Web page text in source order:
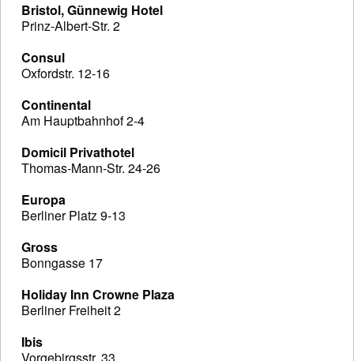
Bristol, Günnewig Hotel
Prinz-Albert-Str. 2
Consul
Oxfordstr. 12-16
Continental
Am Hauptbahnhof 2-4
Domicil Privathotel
Thomas-Mann-Str. 24-26
Europa
Berliner Platz 9-13
Gross
Bonngasse 17
Holiday Inn Crowne Plaza
Berliner Freiheit 2
Ibis